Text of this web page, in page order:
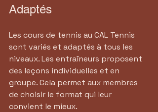
Adaptés
Les cours de tennis au CAL Tennis
sont variés et adaptés à tous les
niveaux. Les entraîneurs proposent
des leçons individuelles et en
groupe. Cela permet aux membres
de choisir le format qui leur
convient le mieux.